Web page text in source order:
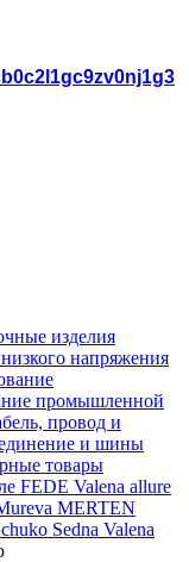
изделия
напряжения
промышленной
провод и
и шины
товары
FEDE Valena allure
MERTEN
Sedna Valena